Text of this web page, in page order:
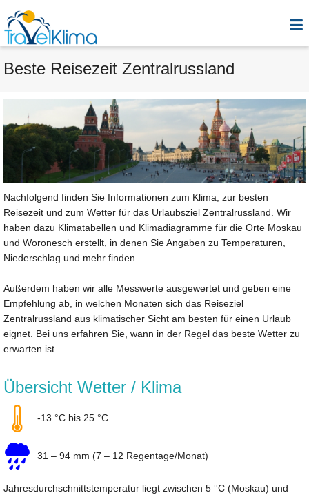
Beste Reisezeit Zentralrussland
Nachfolgend finden Sie Informationen zum Klima, zur besten
Reisezeit und zum Wetter für das Urlaubsziel Zentralrussland. Wir
haben dazu Klimatabellen und Klimadiagramme für die Orte Moskau
und Woronesch erstellt, in denen Sie Angaben zu Temperaturen,
Niederschlag und mehr finden.
Außerdem haben wir alle Messwerte ausgewertet und geben eine
Empfehlung ab, in welchen Monaten sich das Reiseziel
Zentralrussland aus klimatischer Sicht am besten für einen Urlaub
eignet. Bei uns erfahren Sie, wann in der Regel das beste Wetter zu
erwarten ist.
Übersicht Wetter / Klima
-13 °C bis 25 °C
31 – 94 mm (7 – 12 Regentage/Monat)
Jahresdurchschnittstemperatur liegt zwischen 5 °C (Moskau) und